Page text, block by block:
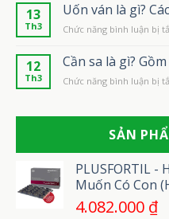
13
Th3
Uốn ván là gì?
Chức năng bình luận bị
12
Th3
Cần sa là gì?
Chức năng bình luận bị
SẢN
PLUSFORTIL -
Muốn Có Con
4.082.000 ₫